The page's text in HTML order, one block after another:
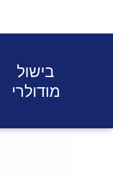
בישול
מודולרי
ס. מאיר - ציוד